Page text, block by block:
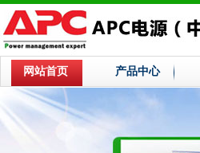
网站首页 产品中心